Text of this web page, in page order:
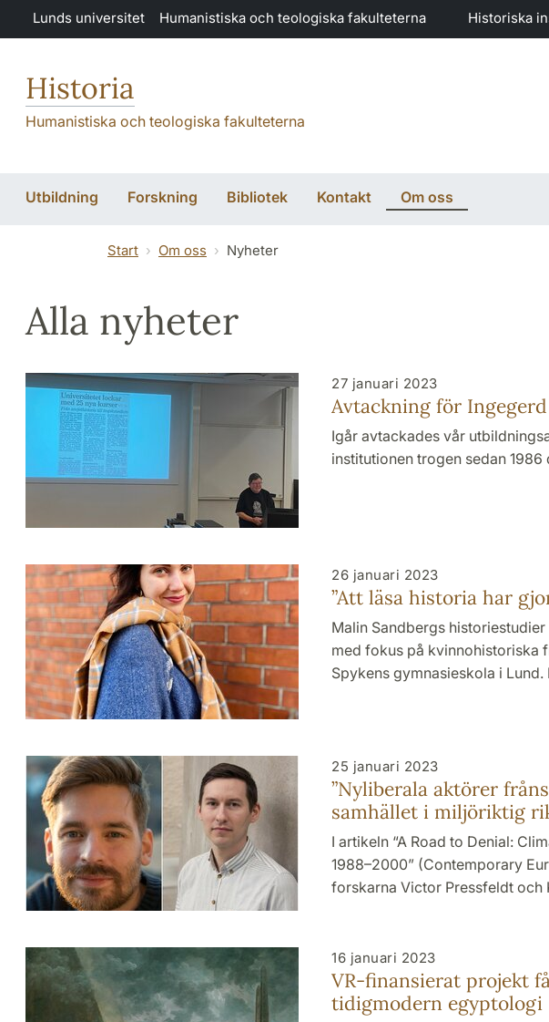
Hoppa till huvudinnehåll
Lunds universitet Humanistiska och teologiska fakulteterna Historiska
Historia
Humanistiska och teologiska fakulteterna
Utbildning Forskning Bibliotek Kontakt Om oss
Start Om oss Nyheter
Alla nyheter
27 januari 2023
Avtackning för
Igår avtackades vår
institutionen trogen sedan
26 januari 2023
”Att läsa historia har
Malin Sandbergs
med fokus på kvinnohistoriska
Spykens gymnasieskola i Lund.
25 januari 2023
”Nyliberala aktörer
samhället i miljöriktig
I artikeln “A Road to Denial:
1988–2000” (Contemporary
forskarna Victor Pressfeldt
16 januari 2023
VR-finansierat projekt
tidigmodern egyptologi